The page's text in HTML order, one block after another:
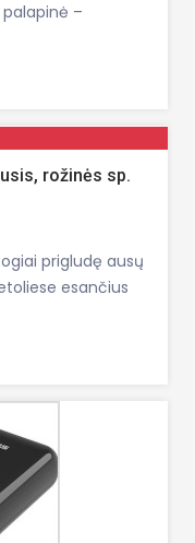
–
namelis turi 6
Galite
žaislais ir leisti s
rožinės sp.
prigludę ausų
esančius